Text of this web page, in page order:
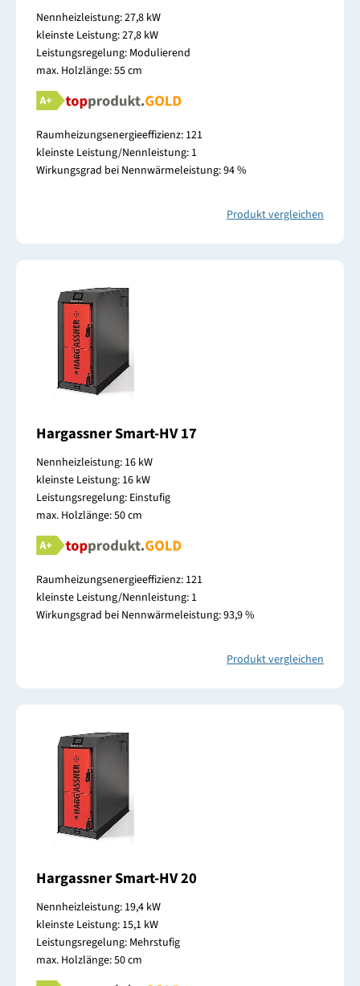
Nennheizleistung: 27,8 kW
kleinste Leistung: 27,8 kW
Leistungsregelung: Modulierend
max. Holzlänge: 55 cm
Raumheizungsenergieeffizienz: 121
kleinste Leistung/Nennleistung: 1
Wirkungsgrad bei Nennwärmeleistung: 94 %
Produkt vergleichen
Hargassner Smart-HV 17
Nennheizleistung: 16 kW
kleinste Leistung: 16 kW
Leistungsregelung: Einstufig
max. Holzlänge: 50 cm
Raumheizungsenergieeffizienz: 121
kleinste Leistung/Nennleistung: 1
Wirkungsgrad bei Nennwärmeleistung: 93,9 %
Produkt vergleichen
Hargassner Smart-HV 20
Nennheizleistung: 19,4 kW
kleinste Leistung: 15,1 kW
Leistungsregelung: Mehrstufig
max. Holzlänge: 50 cm